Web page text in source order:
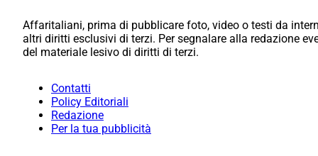
Affaritaliani, prima di pubblicare foto, video o testi da
altri diritti esclusivi di terzi. Per segnalare alla redazione
del materiale lesivo di diritti di terzi.
Contatti
Policy Editoriali
Redazione
Per la tua pubblicità